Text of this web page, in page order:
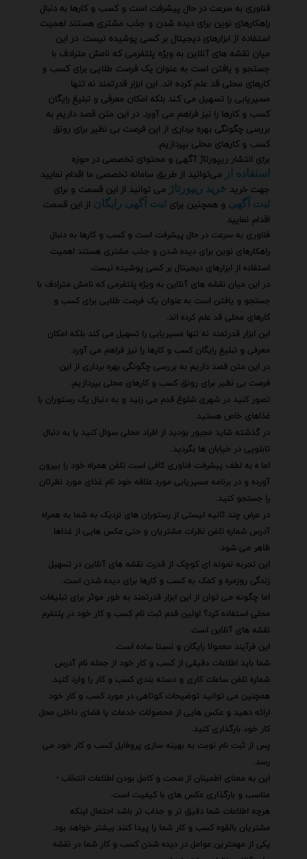
فناوری به سرعت در حال پیشرفت است و کسب و کارها به دنبال
راهکارهای نوین برای دیده شدن و جذب مشتری هستند اهمیت
استفاده از ابزارهای دیجیتال بر کسی پوشیده نیست. در این
میان نقشه های آنلاین به ویژه پلتفرمی که نامش مترادف با
جستجو و یافتن است به عنوان یک فرصت طلایی برای کسب و
کارهای محلی قد علم کرده اند. این ابزار قدرتمند نه تنها
مسیریابی را تسهیل می کند بلکه امکان معرفی و تبلیغ رایگان
کسب و کارها را نیز فراهم می آورد. در این متن قصد داریم به
بررسی چگونگی بهره برداری از این فرصت بی نظیر برای رونق
کسب و کارهای محلی بپردازیم.
برای انتشار ریپورتاژ آگهی و محتوای تخصصی در حوزه
استفاده از می‌توانید از طریق سامانه تخصصی ما اقدام نمایید
جهت خرید خرید ریپورتاژ می توانید از این قسمت و برای
ثبت آگهی و همچنین برای ثبت آگهی رایگان از این قسمت
اقدام نمایید
فناوری به سرعت در حال پیشرفت است و کسب و کارها به دنبال
راهکارهای نوین برای دیده شدن و جذب مشتری هستند اهمیت
استفاده از ابزارهای دیجیتال بر کسی پوشیده نیست.
در این میان نقشه های آنلاین به ویژه پلتفرمی که نامش مترادف با
جستجو و یافتن است به عنوان یک فرصت طلایی برای کسب و
کارهای محلی قد علم کرده اند.
این ابزار قدرتمند نه تنها مسیریابی را تسهیل می کند بلکه امکان
معرفی و تبلیغ رایگان کسب و کارها را نیز فراهم می آورد.
در این متن قصد داریم به بررسی چگونگی بهره برداری از این
فرصت بی نظیر برای رونق کسب و کارهای محلی بپردازیم.
تصور کنید در شهری شلوغ قدم می زنید و به دنبال یک رستوران با
غذاهای خاص هستید.
در گذشته شاید مجبور بودید از افراد محلی سوال کنید یا به دنبال
تابلویی در خیابان ها بگردید.
اما ه به لطف پیشرفت فناوری کافی است تلفن همراه خود را بیرون
آورده و در برنامه مسیریابی مورد علاقه خود نام غذای مورد نظرتان
را جستجو کنید.
در عرض چند ثانیه لیستی از رستوران های نزدیک به شما به همراه
آدرس شماره تلفن نظرات مشتریان و حتی عکس هایی از غذاها
ظاهر می شود.
این تجربه نمونه ای کوچک از قدرت نقشه های آنلاین در تسهیل
زندگی روزمره و کمک به کسب و کارها برای دیده شدن است.
اما چگونه می توان از این ابزار قدرتمند به طور موثر برای تبلیغات
محلی استفاده کرد؟ اولین قدم ثبت نام کسب و کار خود در پلتفرم
نقشه های آنلاین است.
این فرآیند معمولا رایگان و نسبتا ساده است.
شما باید اطلاعات دقیقی از کسب و کار خود از جمله نام آدرس
شماره تلفن ساعات کاری و دسته بندی کسب و کار را وارد کنید.
همچنین می توانید توضیحات کوتاهی در مورد کسب و کار خود
ارائه دهید و عکس هایی از محصولات خدمات یا فضای داخلی محل
کار خود بارگذاری کنید.
پس از ثبت نام نوبت به بهینه سازی پروفایل کسب و کار خود می
رسد.
این به معنای اطمینان از صحت و کامل بودن اطلاعات انتخاب -
مناسب و بارگذاری عکس های با کیفیت است.
هرچه اطلاعات شما دقیق تر و جذاب تر باشد احتمال اینکه
مشتریان بالقوه کسب و کار شما را پیدا کنند بیشتر خواهد بود.
یکی از مهمترین عوامل در دیده شدن کسب و کار شما در نقشه